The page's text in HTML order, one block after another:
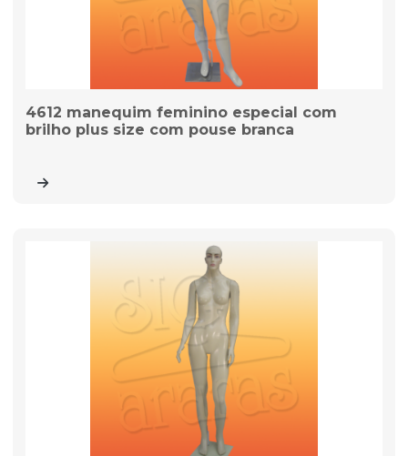
4612 manequim feminino especial com
brilho plus size com pouse branca